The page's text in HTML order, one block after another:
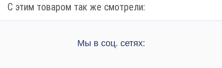
С этим товаром так же смотрели:
Мы в соц. сетях: